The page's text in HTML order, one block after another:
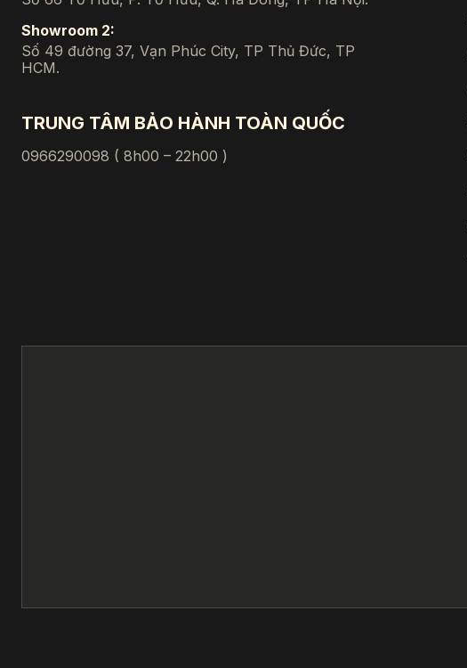
Showroom 2:
Số 49 đường 37, Vạn Phúc City, TP Thủ Đức, TP
HCM.
TRUNG TÂM BẢO HÀNH TOÀN QUỐC
0966290098 ( 8h00 – 22h00 )